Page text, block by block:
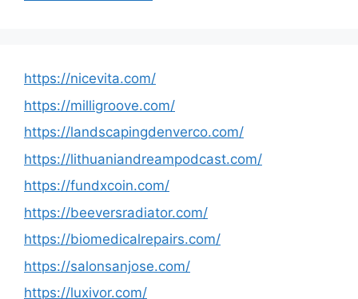
https://nicevita.com/
https://milligroove.com/
https://landscapingdenverco.com/
https://lithuaniandreampodcast.com/
https://fundxcoin.com/
https://beeversradiator.com/
https://biomedicalrepairs.com/
https://salonsanjose.com/
https://luxivor.com/